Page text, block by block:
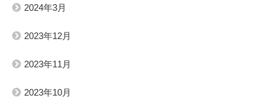
2024年3月
2023年12月
2023年11月
2023年10月